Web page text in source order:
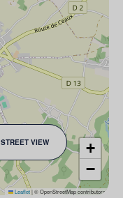
STREET VIEW
+
−
Leaflet|© OpenStreetMap contributors